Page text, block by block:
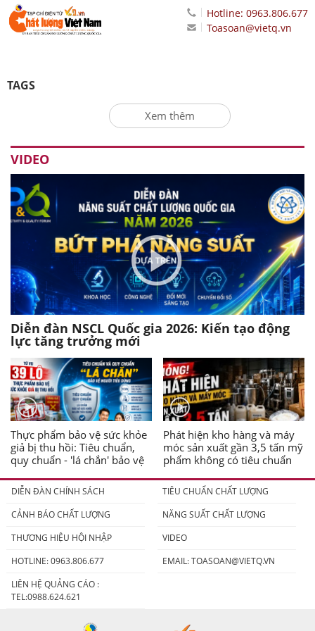
Hotline: 0963.806.677
Toasoan@vietq.vn
TAGS
Xem thêm
VIDEO
Diễn đàn NSCL Quốc gia 2026: Kiến tạo động
lực tăng trưởng mới
Thực phẩm bảo vệ sức khỏe
giả bị thu hồi: Tiêu chuẩn,
quy chuẩn - 'lá chắn' bảo vệ
Phát hiện kho hàng và máy
móc sản xuất gần 3,5 tấn mỹ
phẩm không có tiêu chuẩn
DIỄN ĐÀN CHÍNH SÁCH
TIÊU CHUẨN CHẤT LƯỢNG
CẢNH BÁO CHẤT LƯỢNG
NĂNG SUẤT CHẤT LƯỢNG
THƯƠNG HIỆU HỘI NHẬP
VIDEO
HOTLINE: 0963.806.677
EMAIL:TOASOAN@VIETQ.VN
LIÊN HỆ QUẢNG CÁO :
TEL:0988.624.621